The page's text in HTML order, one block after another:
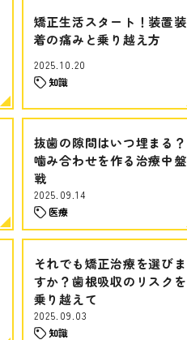
矯正生活スタート！装置装
着の痛みと乗り越え方
2025.10.20
知識
抜歯の隙間はいつ埋まる？
噛み合わせを作る治療中盤
戦
2025.09.14
医療
それでも矯正治療を選びま
すか？歯根吸収のリスクを
乗り越えて
2025.09.03
知識